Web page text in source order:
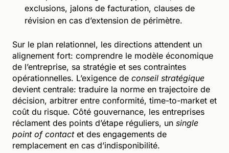
exclusions, jalons de facturation, clauses de
révision en cas d’extension de périmètre.
Sur le plan relationnel, les directions attendent un
alignement fort: comprendre le modèle économique
de l’entreprise, sa stratégie et ses contraintes
opérationnelles. L’exigence de conseil stratégique
devient centrale: traduire la norme en trajectoire de
décision, arbitrer entre conformité, time-to-market et
coût du risque. Côté gouvernance, les entreprises
réclament des points d’étape réguliers, un single
point of contactet des engagements de
remplacement en cas d’indisponibilité.